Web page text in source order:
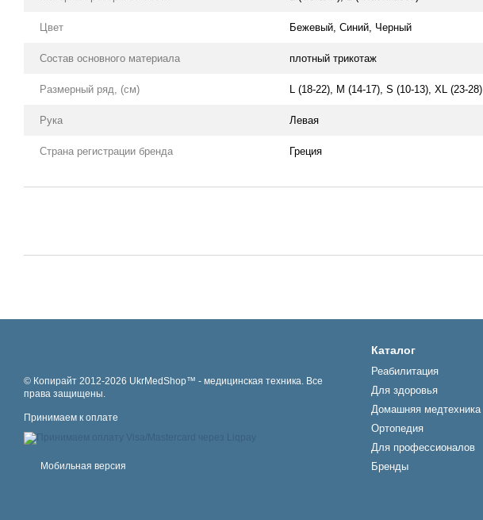
Цвет Бежевый, Синий, Черный
Состав основного материала плотный трикотаж
Размерный ряд, (см) L (18-22), M (14-17), S (10-13), XL (23-28)
Рука Левая
Страна регистрации бренда Греция
© Копирайт 2012-2026 UkrMedShop™ - медицинская техника. Все
права защищены.
Принимаем к оплате
Мобильная версия
Каталог
Реабилитация
Для здоровья
Домашняя медтехника
Ортопедия
Для профессионалов
Бренды